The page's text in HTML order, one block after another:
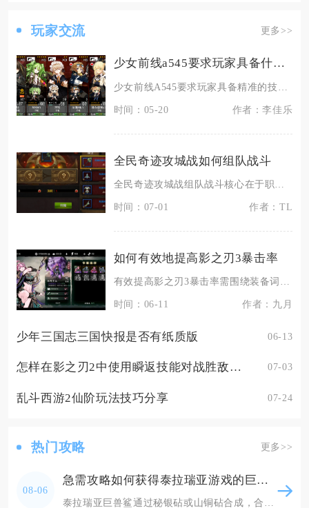
玩家交流 更多>>
少女前线a545要求玩家具备什么特点
少女前线A545要求玩家具备精准的技能把控能力、灵活的配队思维、优秀的战局判断力以及细致的
时间：05-20 作者：李佳乐
全民奇迹攻城战如何组队战斗
全民奇迹攻城战组队战斗核心在于职业合理搭配、明确分工与协同推进，采用3剑士+2法师+2弓箭
时间：07-01 作者：TL
如何有效地提高影之刃3暴击率
有效提高影之刃3暴击率需围绕装备词条、心法搭配、套装效果、刻印铸魂与华服增益五大核心，遵循
时间：06-11 作者：九月
少年三国志三国快报是否有纸质版 06-13
怎样在影之刃2中使用瞬返技能对战胜敌人帮助最大 07-03
乱斗西游2仙阶玩法技巧分享 07-24
热门攻略 更多>>
08-06
急需攻略如何获得泰拉瑞亚游戏的巨兽鲨